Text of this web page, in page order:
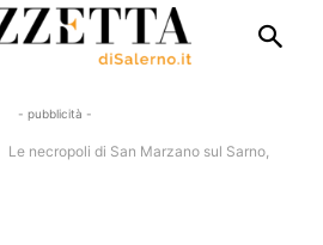
- pubblicità -
Le necropoli di San Marzano sul Sarno,